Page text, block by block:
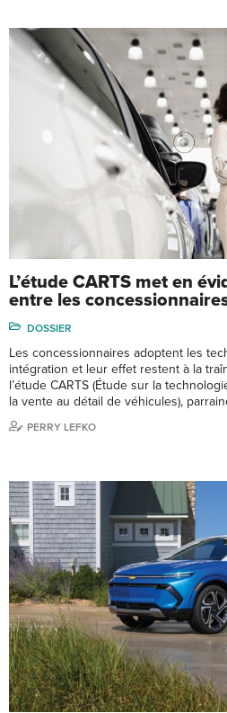
L’étude CARTS met en
entre les
DOSSIER
Les concessionnaires adoptent les
intégration et leur effet restent à la
l’étude CARTS (Étude sur la
la vente au détail de véhicules),
PERRY LEFKO